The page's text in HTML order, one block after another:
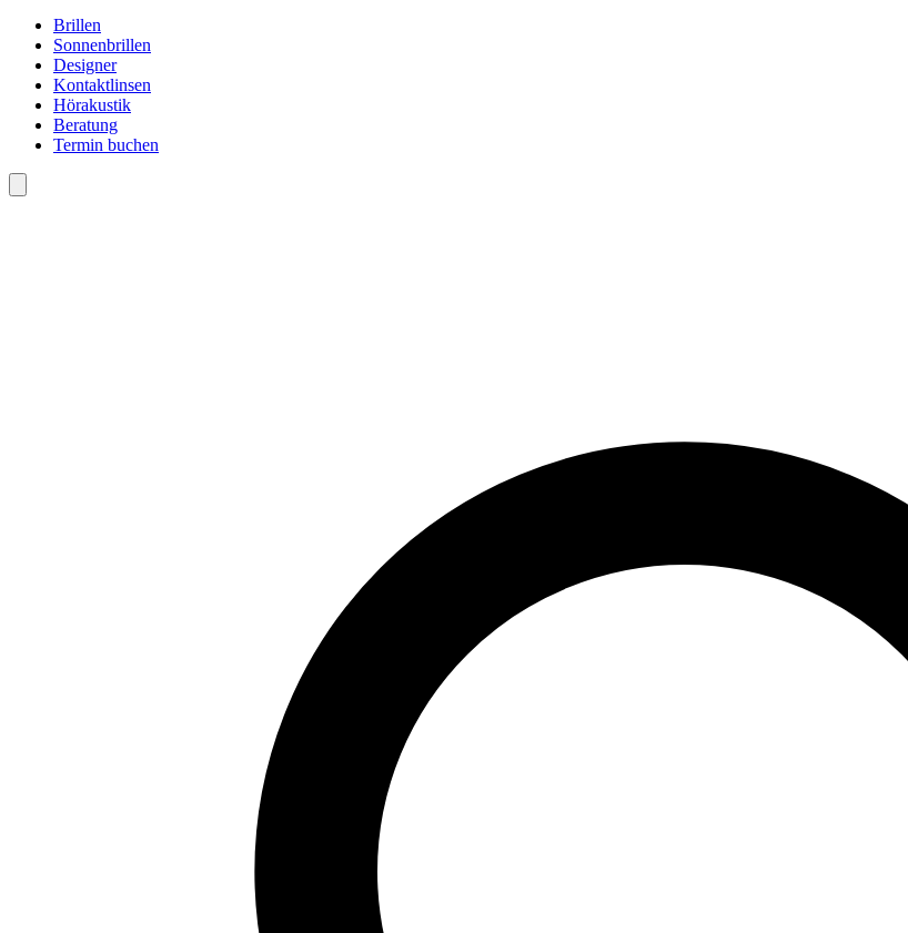
Brillen
Sonnenbrillen
Designer
Kontaktlinsen
Hörakustik
Beratung
Termin buchen